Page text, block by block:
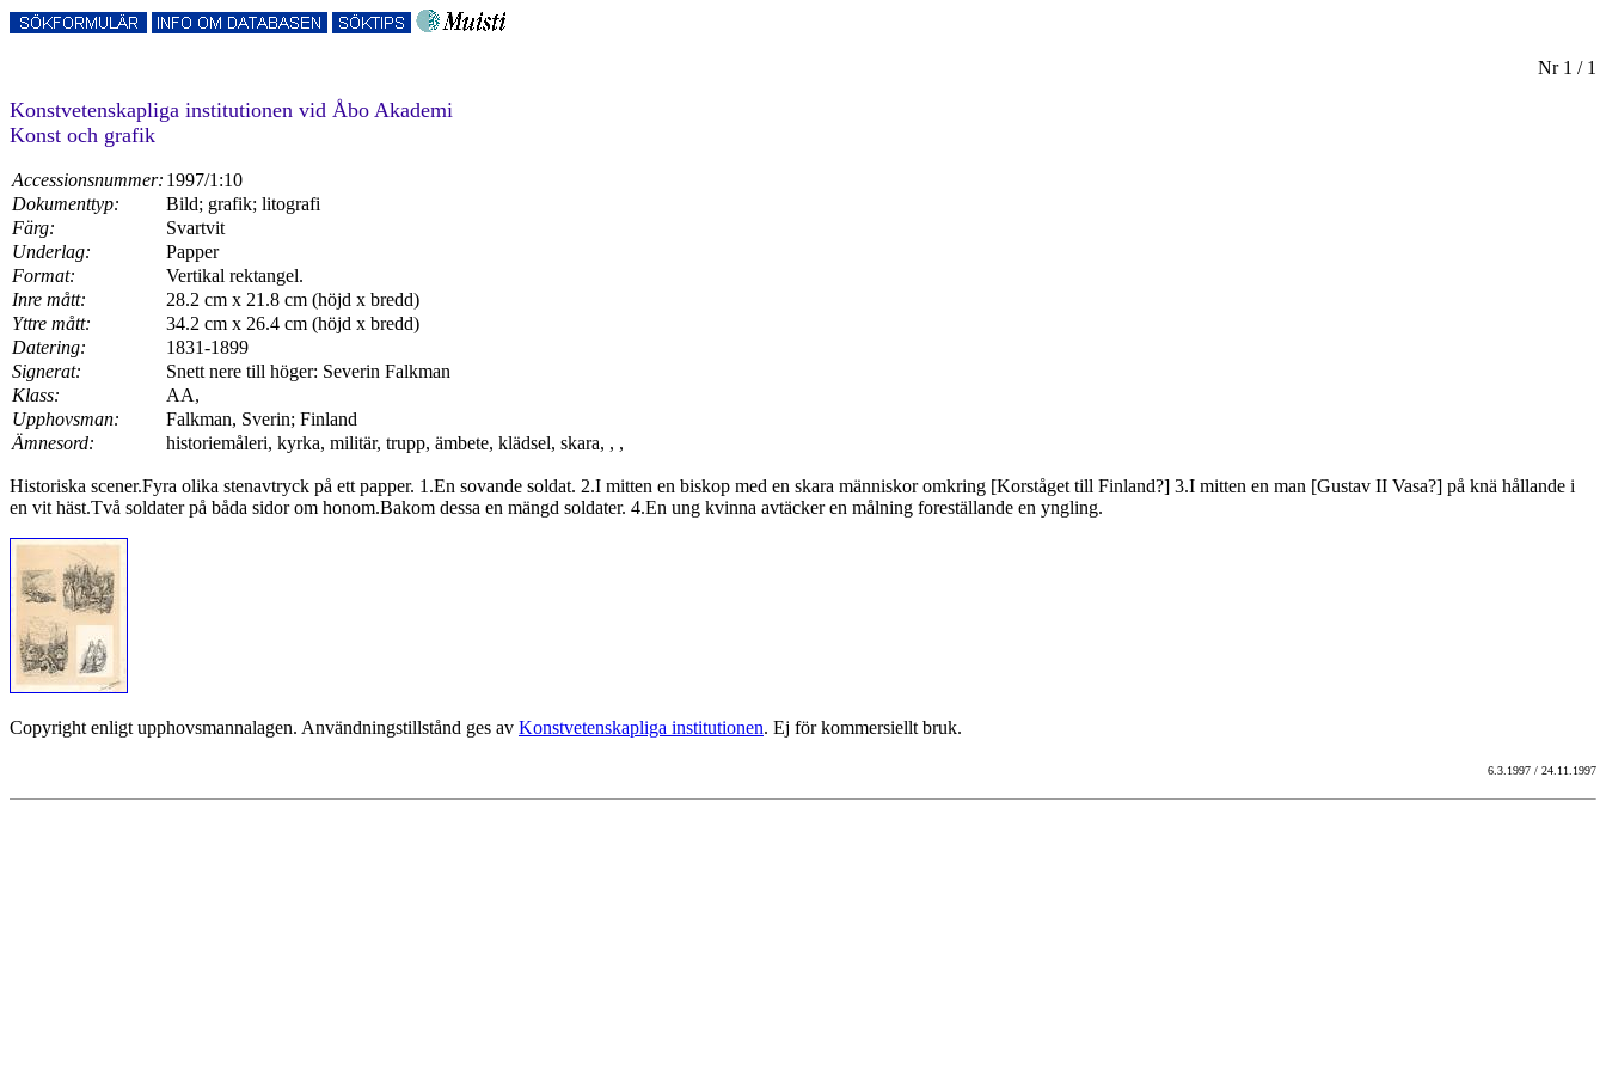
Nr 1 / 1
Konstvetenskapliga institutionen vid Åbo Akademi
Konst och grafik
Accessionsnummer: 1997/1:10
Dokumenttyp:
Bild; grafik; litografi
Färg:
Svartvit
Underlag:
Papper
Format:
Vertikal rektangel.
Inre mått:
28.2 cm x 21.8 cm (höjd x bredd)
Yttre mått:
34.2 cm x 26.4 cm (höjd x bredd)
Datering:
1831-1899
Signerat:
Snett nere till höger: Severin Falkman
Klass:
AA,
Upphovsman:
Falkman, Sverin; Finland
Ämnesord:
historiemåleri, kyrka, militär, trupp, ämbete, klädsel, skara, , ,
Historiska scener.Fyra olika stenavtryck på ett papper. 1.En sovande soldat. 2.I mitten en biskop med en skara människor omkring [Korståget till Finland?] 3.I mitten en man [Gustav II Vasa?] på knä hållande i
en vit häst.Två soldater på båda sidor om honom.Bakom dessa en mängd soldater. 4.En ung kvinna avtäcker en målning foreställande en yngling.
Copyright enligt upphovsmannalagen. Användningstillstånd ges av Konstvetenskapliga institutionen. Ej för kommersiellt bruk.
6.3.1997 / 24.11.1997